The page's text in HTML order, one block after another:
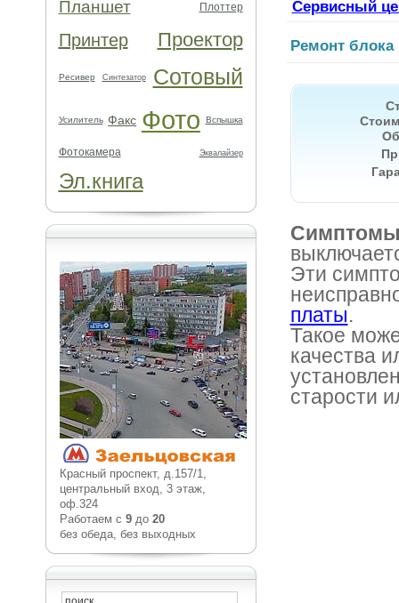
Планшет Плоттер
Принтер Проектор
Ресивер Синтезатор Сотовый
Усилитель Факс Фото Вспышка
Фотокамера Эквалайзер
Эл.книга
Красный проспект, д.157/1,
центральный вход, 3 этаж,
оф.324
Работаем с 9до 20
без обеда, без выходных
Сервисный
Ремонт блока
Эти
платы.
Такое
качества
старости